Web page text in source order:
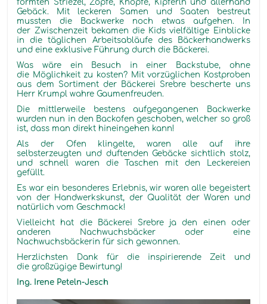
formten Striezel, Zöpfe, Knöpfe, Kipferln und allerhand
Gebäck. Mit leckeren Samen und Saaten bestreut
mussten die Backwerke noch etwas aufgehen. In
der Zwischenzeit bekamen die Kids vielfältige Einblicke
in die täglichen Arbeitsabläufe des Bäckerhandwerks
und eine exklusive Führung durch die Bäckerei.
Was wäre ein Besuch in einer Backstube, ohne
die Möglichkeit zu kosten? Mit vorzüglichen Kostproben
aus dem Sortiment der Bäckerei Srebre bescherte uns
Herr Krumpl wahre Gaumenfreuden.
Die mittlerweile bestens aufgegangenen Backwerke
wurden nun in den Backofen geschoben, welcher so groß
ist, dass man direkt hineingehen kann!
Als der Ofen klingelte, waren alle auf ihre
selbsterzeugten und duftenden Gebäcke sichtlich stolz,
und schnell waren die Taschen mit den Leckereien
gefüllt.
Es war ein besonderes Erlebnis, wir waren alle begeistert
von der Handwerkskunst, der Qualität der Waren und
natürlich vom Geschmack!
Vielleicht hat die Bäckerei Srebre ja den einen oder
anderen Nachwuchsbäcker oder eine
Nachwuchsbäckerin für sich gewonnen.
Herzlichsten Dank für die inspirierende Zeit und
die großzügige Bewirtung!
Ing. Irene Peteln-Jesch